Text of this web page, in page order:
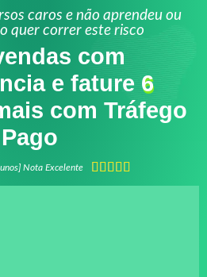
caros e não aprendeu ou
quer correr este risco
com
e fature 6
com Tráfego
Pago
Nota Excelente     